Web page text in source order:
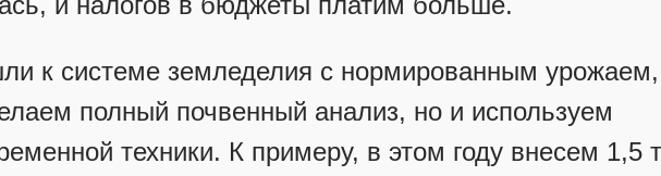
к системе земледелия с нормированным
полный почвенный анализ, но и используем
техники. К примеру, в этом году внесем 1,5